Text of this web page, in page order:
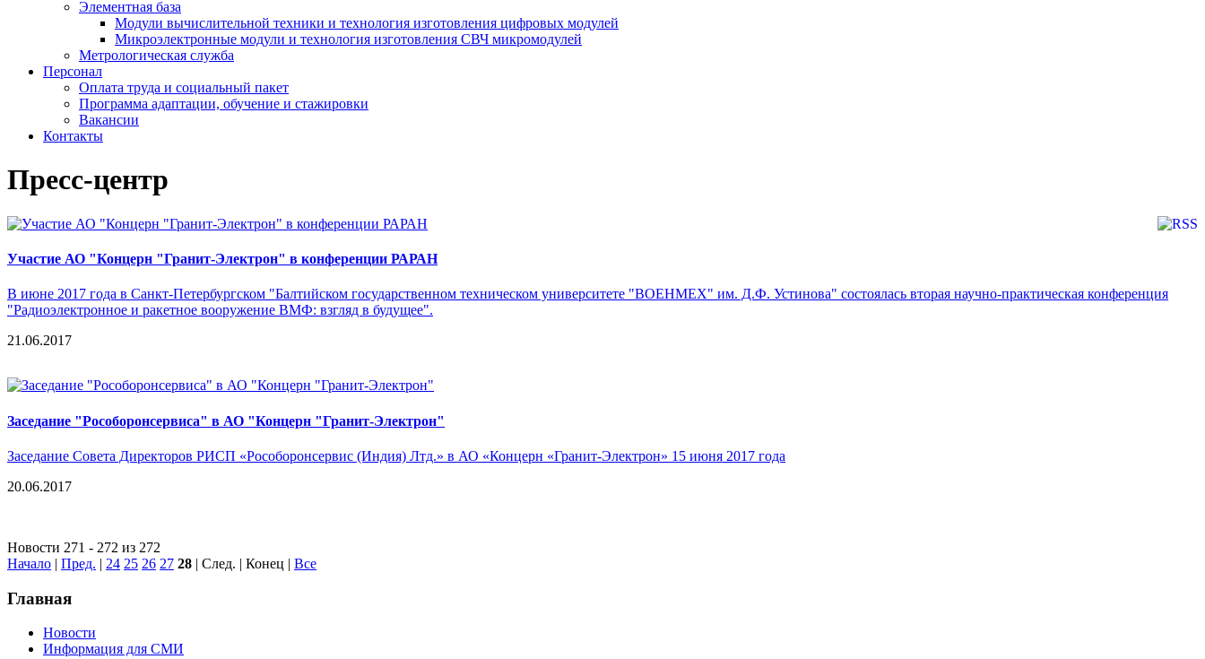
Элементная база
Модули вычислительной техники и технология изготовления цифровых модулей
Микроэлектронные модули и технология изготовления СВЧ микромодулей
Метрологическая служба
Персонал
Оплата труда и социальный пакет
Программа адаптации, обучение и стажировки
Вакансии
Контакты
Пресс-центр
Участие АО "Концерн "Гранит-Электрон" в конференции РАРАН
В июне 2017 года в Санкт-Петербургском "Балтийском государственном техническом университете "ВОЕНМЕХ" им. Д.Ф. Устинова" состоялась вторая научно-практическая конференция
"Радиоэлектронное и ракетное вооружение ВМФ: взгляд в будущее".
21.06.2017
Заседание "Рособоронсервиса" в АО "Концерн "Гранит-Электрон"
Заседание Совета Директоров РИСП «Рособоронсервис (Индия) Лтд.» в АО «Концерн «Гранит-Электрон» 15 июня 2017 года
20.06.2017
Новости 271 - 272 из 272
Начало | Пред. | 24 25 26 27 28 | След. | Конец | Все
Главная
Новости
Информация для СМИ